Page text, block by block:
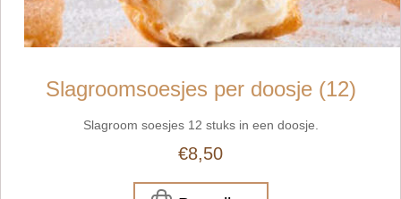
Slagroomsoesjes per doosje (12)
Slagroom soesjes 12 stuks in een doosje.
€8,50